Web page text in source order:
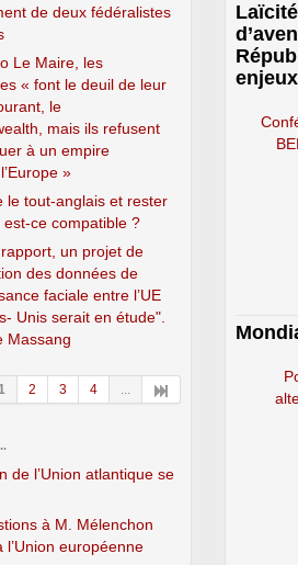
de deux fédéralistes
Le Maire, les
« font le deuil de leur
le
mais ils refusent
à un empire
»
le tout-anglais et rester
est-ce compatible ?
un projet de
des données de
faciale entre l’UE
Unis serait en étude".
Massang
2 3 4 ...
de l’Union atlantique se
à M. Mélenchon
l’Union européenne